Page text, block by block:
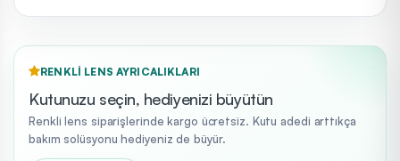
RENKLI LENS AYRICALIKLARI
Kutunuzu seçin, hediyenizi büyütün
Renkli lens siparişlerinde kargo ücretsiz. Kutu adedi arttıkça
bakım solüsyonu hediyeniz de büyür.